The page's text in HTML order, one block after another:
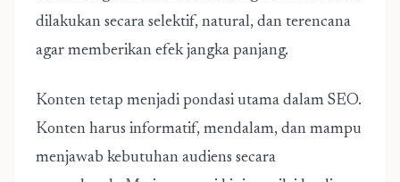
dilakukan secara selektif, natural, dan terencana
agar memberikan efek jangka panjang.
Konten tetap menjadi pondasi utama dalam SEO.
Konten harus informatif, mendalam, dan mampu
menjawab kebutuhan audiens secara